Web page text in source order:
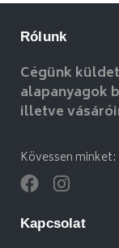
Rólunk
Cégünk
alapanyagok
illetve
Kövessen minket:
Kapcsolat